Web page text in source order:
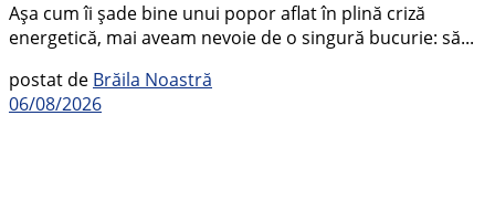
Așa cum îi șade bine unui popor aflat în plină criză
energetică, mai aveam nevoie de o singură bucurie: să...
postat de Brăila Noastră
06/08/2026